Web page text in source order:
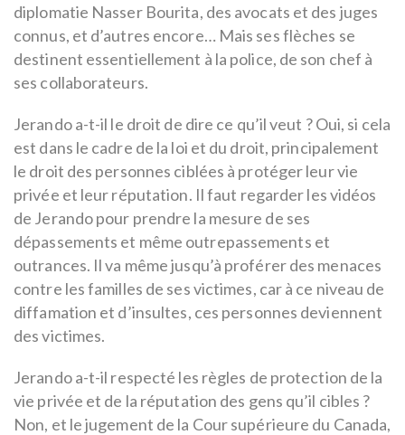
diplomatie Nasser Bourita, des avocats et des juges
connus, et d’autres encore… Mais ses flèches se
destinent essentiellement à la police, de son chef à
ses collaborateurs.
Jerando a-t-il le droit de dire ce qu’il veut ? Oui, si cela
est dans le cadre de la loi et du droit, principalement
le droit des personnes ciblées à protéger leur vie
privée et leur réputation. Il faut regarder les vidéos
de Jerando pour prendre la mesure de ses
dépassements et même outrepassements et
outrances. Il va même jusqu’à proférer des menaces
contre les familles de ses victimes, car à ce niveau de
diffamation et d’insultes, ces personnes deviennent
des victimes.
Jerando a-t-il respecté les règles de protection de la
vie privée et de la réputation des gens qu’il cibles ?
Non, et le jugement de la Cour supérieure du Canada,